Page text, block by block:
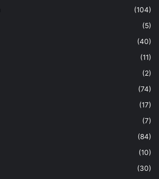
(104)
(5)
(40)
(11)
(2)
(74)
(17)
(7)
(84)
(10)
(30)